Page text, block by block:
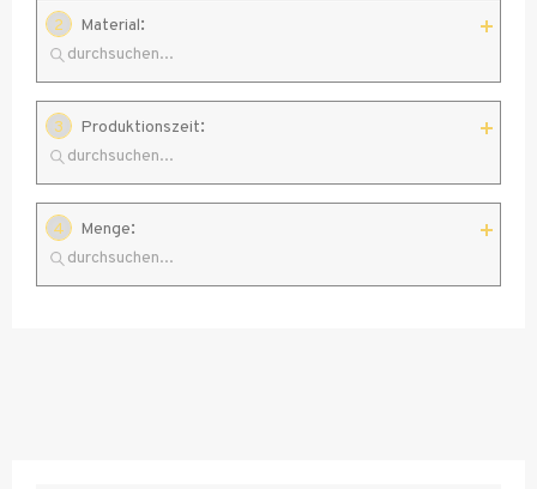
2 Material:
650 g PVC-
Blockout-Plane
3 Produktionszeit:
Standard
4 Menge: